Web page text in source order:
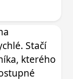
Stačí
kterého